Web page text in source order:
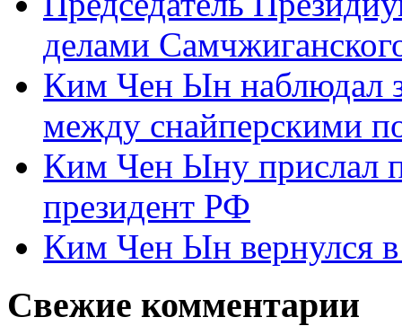
делами
Ким Чен Ын наблюдал
между снайперскими
Ким Чен Ыну прислал
президент РФ
Ким Чен Ын вернулся
Свежие комментарии